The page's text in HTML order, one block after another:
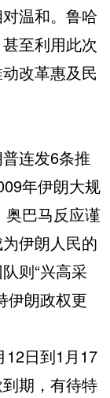
温和。鲁哈
至利用此次
改革惠及民
连发6条推
年伊朗大规
奥巴马反应谨
伊朗人民的
则“兴高采
伊朗政权更
日到1月17
期，有待特